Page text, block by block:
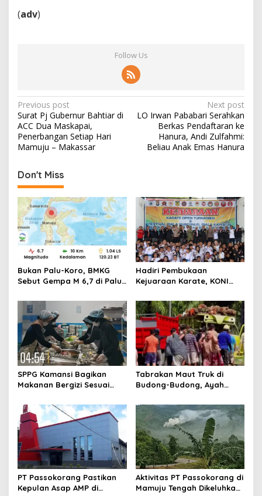
(adv)
Follow Us
P
o
s
n
a
v
i
g
a
t
i
o
n
Previous post
Surat Pj Gubernur Bahtiar di
ACC Dua Maskapai,
Penerbangan Setiap Hari
Mamuju – Makassar
Next post
LO Irwan Pababari Serahkan
Berkas Pendaftaran ke
Hanura, Andi Zulfahmi:
Beliau Anak Emas Hanura
Don't Miss
Bukan Palu-Koro, BMKG
Sebut Gempa M 6,7 di Palu
Hadiri Pembukaan
Kejuaraan Karate, KONI
Atlet Berprestasi Sulbar
SPPG Kamansi Bagikan
Makanan Bergizi Sesuai
Tabrakan Maut Truk di
Budong-Budong, Ayah
Berjuang Lewati Masa Kritis
PT Passokorang Pastikan
Kepulan Asap AMP di
Aktivitas PT Passokorang di
Mamuju Tengah Dikeluhkan,